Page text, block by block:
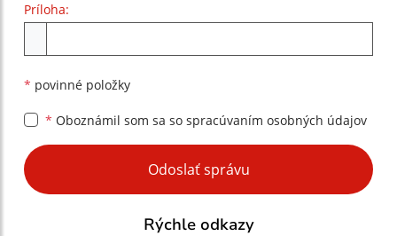
Príloha:
* povinné položky
* Oboznámil som sa so spracúvaním osobných údajov
Google reCaptcha Response
Odoslať správu
Rýchle odkazy